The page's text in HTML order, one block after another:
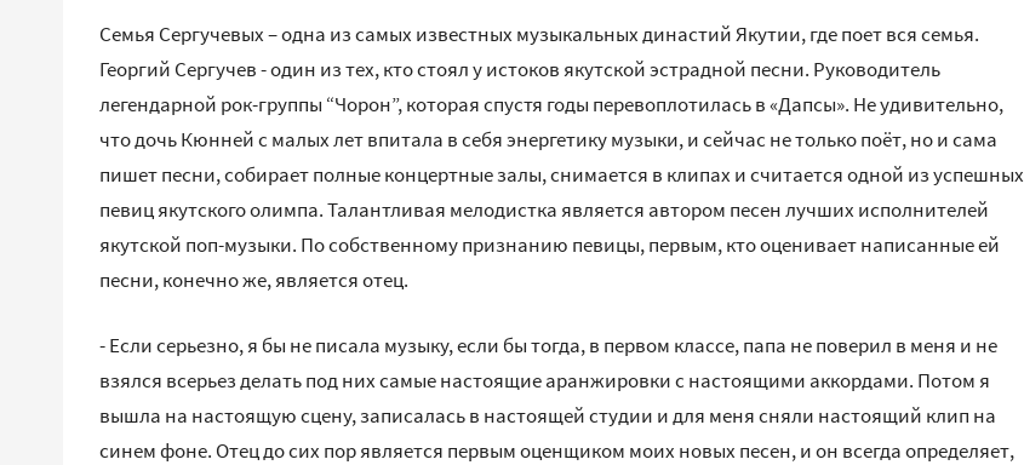
Семья Сергучевых – одна из самых известных музыкальных династий Якутии, где поет вся семья.
Георгий Сергучев - один из тех, кто стоял у истоков якутской эстрадной песни. Руководитель
легендарной рок-группы “Чорон”, которая спустя годы перевоплотилась в «Дапсы». Не удивительно,
что дочь Кюнней с малых лет впитала в себя энергетику музыки, и сейчас не только поёт, но и сама
пишет песни, собирает полные концертные залы, снимается в клипах и считается одной из успешных
певиц якутского олимпа. Талантливая мелодистка является автором песен лучших исполнителей
якутской поп-музыки. По собственному признанию певицы, первым, кто оценивает написанные ей
песни, конечно же, является отец.
- Если серьезно, я бы не писала музыку, если бы тогда, в первом классе, папа не поверил в меня и не
взялся всерьез делать под них самые настоящие аранжировки с настоящими аккордами. Потом я
вышла на настоящую сцену, записалась в настоящей студии и для меня сняли настоящий клип на
синем фоне. Отец до сих пор является первым оценщиком моих новых песен, и он всегда определяет,